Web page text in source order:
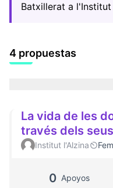
Batxillerat a l'Institut
4 propuestas
La vida de les
través dels
Institut l'Alzina
0 Apoyos